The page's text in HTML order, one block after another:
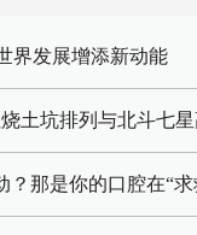
界发展增添新动能
土坑排列与北斗七
？那是你的口腔在“求